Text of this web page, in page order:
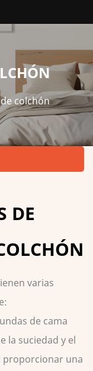
colchón
DE
varias
de cama
la suciedad y el
proporcionar una